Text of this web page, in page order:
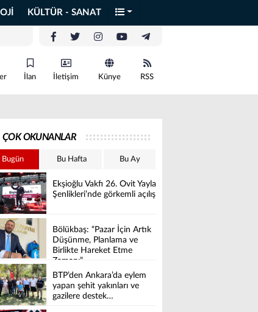
KÜLTÜR - SANAT
İlan İletişim Künye RSS
ÇOK OKUNANLAR
Bugün Bu Hafta Bu Ay
Ekşioğlu Vakfı 26. Ovit Yayla
Şenlikleri’nde görkemli açılış
Bölükbaş: “Pazar İçin Artık
Düşünme, Planlama ve
Birlikte Hareket Etme
Zamanı”
BTP’den Ankara’da eylem
yapan şehit yakınları ve
gazilere destek…